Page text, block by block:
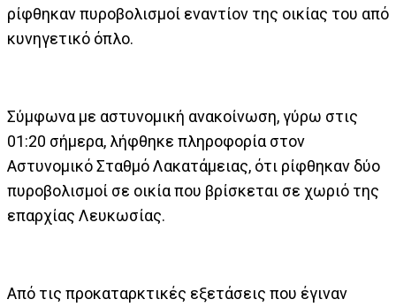
ρίφθηκαν πυροβολισμοί εναντίον της οικίας του από
κυνηγετικό όπλο.
Σύμφωνα με αστυνομική ανακοίνωση, γύρω στις
01:20 σήμερα, λήφθηκε πληροφορία στον
Αστυνομικό Σταθμό Λακατάμειας, ότι ρίφθηκαν δύο
πυροβολισμοί σε οικία που βρίσκεται σε χωριό της
επαρχίας Λευκωσίας.
Από τις προκαταρκτικές εξετάσεις που έγιναν